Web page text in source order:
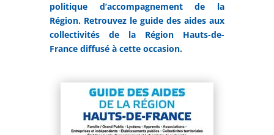
politique d’accompagnement de la
Région. Retrouvez le guide des aides aux
collectivités de la Région Hauts-de-
France diffusé à cette occasion.